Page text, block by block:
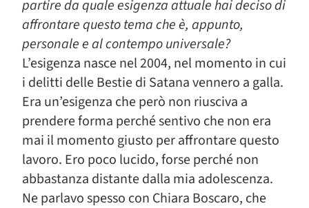
partire da quale esigenza attuale hai deciso di
affrontare questo tema che è, appunto,
personale e al contempo universale?
L’esigenza nasce nel 2004, nel momento in cui
i delitti delle Bestie di Satana vennero a galla.
Era un’esigenza che però non riusciva a
prendere forma perché sentivo che non era
mai il momento giusto per affrontare questo
lavoro. Ero poco lucido, forse perché non
abbastanza distante dalla mia adolescenza.
Ne parlavo spesso con Chiara Boscaro, che